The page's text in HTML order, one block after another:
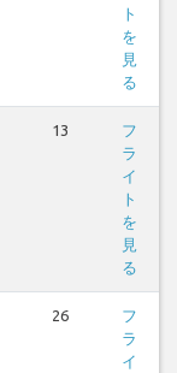
ト
を
見
る
13
フ
ラ
イ
ト
を
見
る
26
フ
ラ
イ